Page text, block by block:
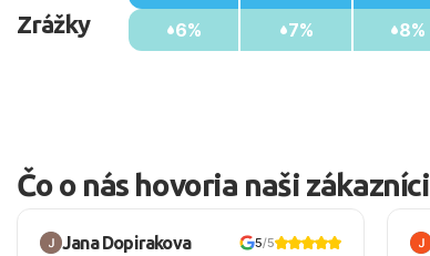
Zrážky
6%
7%
8%
Čo o nás hovoria naši zákazníci
Jana Dopirakova 5/5